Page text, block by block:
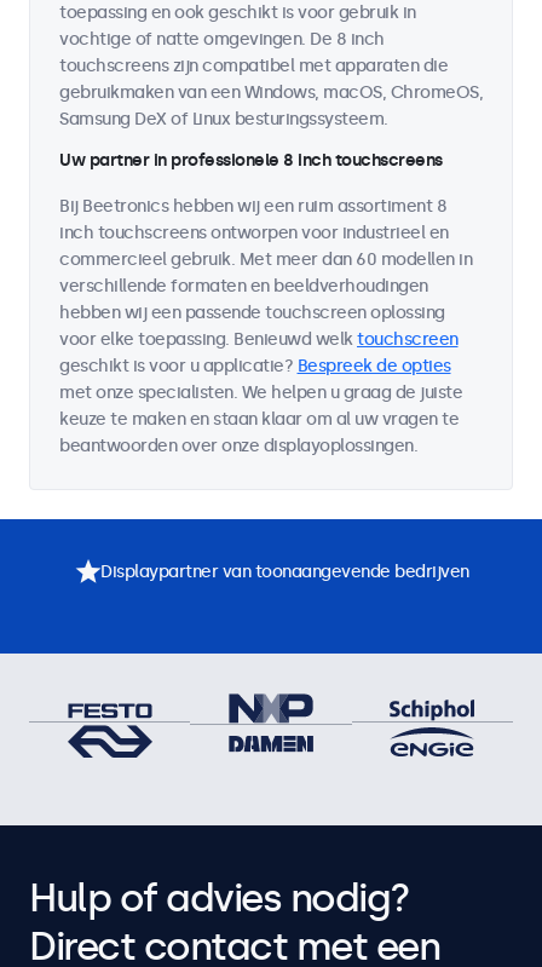
toepassing en ook geschikt is voor gebruik in
vochtige of natte omgevingen. De 8 inch
touchscreens zijn compatibel met apparaten die
gebruikmaken van een Windows, macOS, ChromeOS,
Samsung DeX of Linux besturingssysteem.
Uw partner in professionele 8 inch touchscreens
Bij Beetronics hebben wij een ruim assortiment 8
inch touchscreens ontworpen voor industrieel en
commercieel gebruik. Met meer dan 60 modellen in
verschillende formaten en beeldverhoudingen
hebben wij een passende touchscreen oplossing
voor elke toepassing. Benieuwd welktouchscreen
geschikt is voor u applicatie? Bespreek de opties
met onze specialisten. We helpen u graag de juiste
keuze te maken en staan klaar om al uw vragen te
beantwoorden over onze displayoplossingen.
Displaypartner van toonaangevende bedrijven
Hulp of advies nodig?
Direct contact met een